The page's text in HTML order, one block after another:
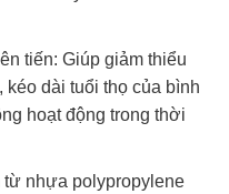
tiến: Giúp giảm thiểu
dài tuổi thọ của bình
hoạt động trong thời
nhựa polypropylene